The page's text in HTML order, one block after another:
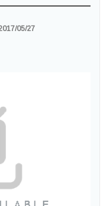
05/27